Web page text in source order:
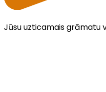
Jūsu uzticamais grāmatu